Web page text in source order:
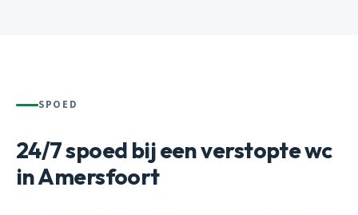
SPOED
24/7 spoed bij een verstopte wc
in Amersfoort